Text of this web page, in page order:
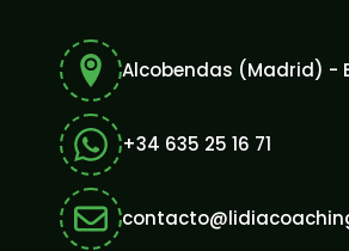
Alcobendas (Madrid) -
+34 635 25 16 71